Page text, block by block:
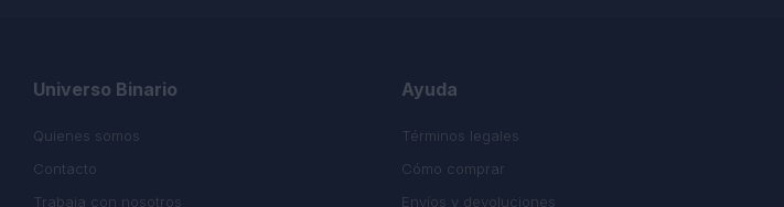
Ayuda
Términos legales
Cómo comprar
Envíos y devoluciones
Universo Binario
Quienes somos
Contacto
Trabaja con nosotros